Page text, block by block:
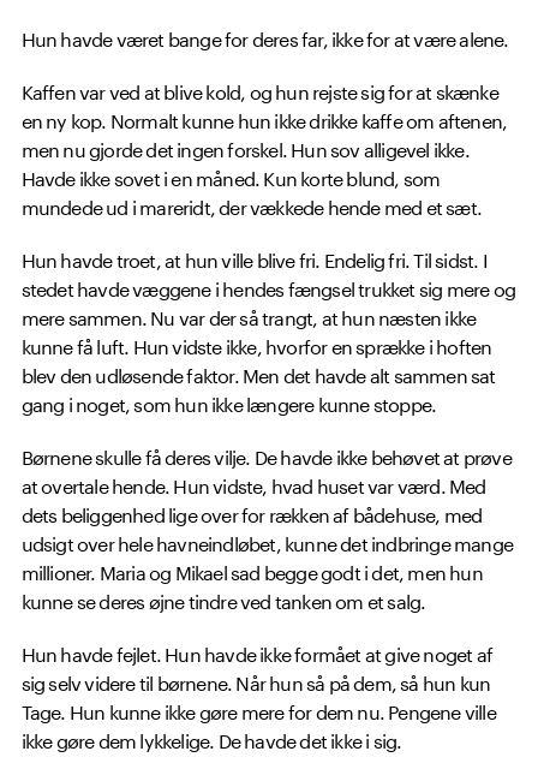
Hun havde været bange for deres far, ikke for at være alene.
Kaffen var ved at blive kold, og hun rejste sig for at skænke
en ny kop. Normalt kunne hun ikke drikke kaffe om aftenen,
men nu gjorde det ingen forskel. Hun sov alligevel ikke.
Havde ikke sovet i en måned. Kun korte blund, som
mundede ud i mareridt, der vækkede hende med et sæt.
Hun havde troet, at hun ville blive fri. Endelig fri. Til sidst. I
stedet havde væggene i hendes fængsel trukket sig mere og
mere sammen. Nu var der så trangt, at hun næsten ikke
kunne få luft. Hun vidste ikke, hvorfor en sprække i hoften
blev den udløsende faktor. Men det havde alt sammen sat
gang i noget, som hun ikke længere kunne stoppe.
Børnene skulle få deres vilje. De havde ikke behøvet at prøve
at overtale hende. Hun vidste, hvad huset var værd. Med
dets beliggenhed lige over for rækken af bådehuse, med
udsigt over hele havneindløbet, kunne det indbringe mange
millioner. Maria og Mikael sad begge godt i det, men hun
kunne se deres øjne tindre ved tanken om et salg.
Hun havde fejlet. Hun havde ikke formået at give noget af
sig selv videre til børnene. Når hun så på dem, så hun kun
Tage. Hun kunne ikke gøre mere for dem nu. Pengene ville
ikke gøre dem lykkelige. De havde det ikke i sig.